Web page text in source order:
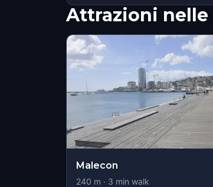
Attrazioni nelle
Malecon
240 m · 3 min walk